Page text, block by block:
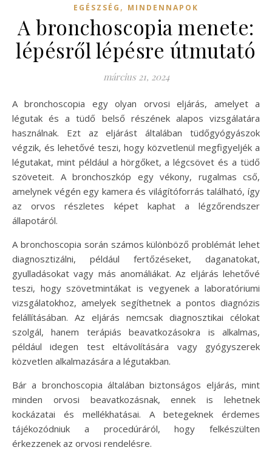
EGÉSZSÉG , MINDENNAPOK
A bronchoscopia menete:
lépésről lépésre útmutató
március 21, 2024
A bronchoscopia egy olyan orvosi eljárás, amelyet a
légutak és a tüdő belső részének alapos vizsgálatára
használnak. Ezt az eljárást általában tüdőgyógyászok
végzik, és lehetővé teszi, hogy közvetlenül megfigyeljék a
légutakat, mint például a hörgőket, a légcsövet és a tüdő
szöveteit. A bronchoszkóp egy vékony, rugalmas cső,
amelynek végén egy kamera és világítóforrás található, így
az orvos részletes képet kaphat a légzőrendszer
állapotáról.
A bronchoscopia során számos különböző problémát lehet
diagnosztizálni, például fertőzéseket, daganatokat,
gyulladásokat vagy más anomáliákat. Az eljárás lehetővé
teszi, hogy szövetmintákat is vegyenek a laboratóriumi
vizsgálatokhoz, amelyek segíthetnek a pontos diagnózis
felállításában. Az eljárás nemcsak diagnosztikai célokat
szolgál, hanem terápiás beavatkozásokra is alkalmas,
például idegen test eltávolítására vagy gyógyszerek
közvetlen alkalmazására a légutakban.
Bár a bronchoscopia általában biztonságos eljárás, mint
minden orvosi beavatkozásnak, ennek is lehetnek
kockázatai és mellékhatásai. A betegeknek érdemes
tájékozódniuk a procedúráról, hogy felkészülten
érkezzenek az orvosi rendelésre.